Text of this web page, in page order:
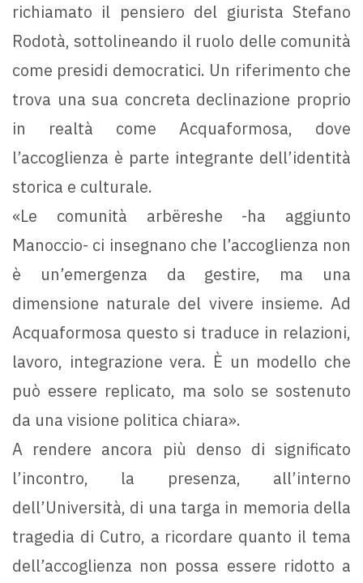
richiamato il pensiero del giurista Stefano
Rodotà, sottolineando il ruolo delle comunità
come presidi democratici. Un riferimento che
trova una sua concreta declinazione proprio
in realtà come Acquaformosa, dove
l’accoglienza è parte integrante dell’identità
storica e culturale.
«Le comunità arbëreshe -ha aggiunto
Manoccio- ci insegnano che l’accoglienza non
è un’emergenza da gestire, ma una
dimensione naturale del vivere insieme. Ad
Acquaformosa questo si traduce in relazioni,
lavoro, integrazione vera. È un modello che
può essere replicato, ma solo se sostenuto
da una visione politica chiara».
A rendere ancora più denso di significato
l’incontro, la presenza, all’interno
dell’Università, di una targa in memoria della
tragedia di Cutro, a ricordare quanto il tema
dell’accoglienza non possa essere ridotto a